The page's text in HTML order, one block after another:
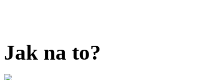
Jak na to?